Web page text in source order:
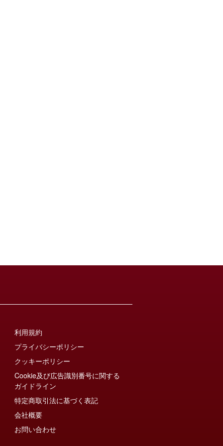
利用規約
プライバシーポリシー
クッキーポリシー
Cookie及び広告識別番号に関する
ガイドライン
特定商取引法に基づく表記
会社概要
お問い合わせ